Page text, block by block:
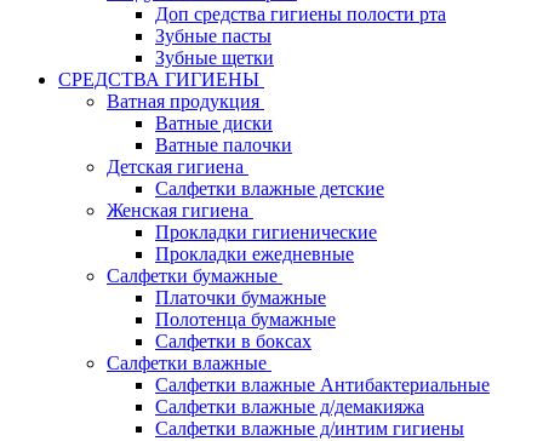
Доп средства гигиены полости рта
Зубные пасты
Зубные щетки
СРЕДСТВА ГИГИЕНЫ
Ватная продукция
Ватные диски
Ватные палочки
Детская гигиена
Салфетки влажные детские
Женская гигиена
Прокладки гигиенические
Прокладки ежедневные
Салфетки бумажные
Платочки бумажные
Полотенца бумажные
Салфетки в боксах
Салфетки влажные
Салфетки влажные Антибактериальные
Салфетки влажные д/демакияжа
Салфетки влажные д/интим гигиены